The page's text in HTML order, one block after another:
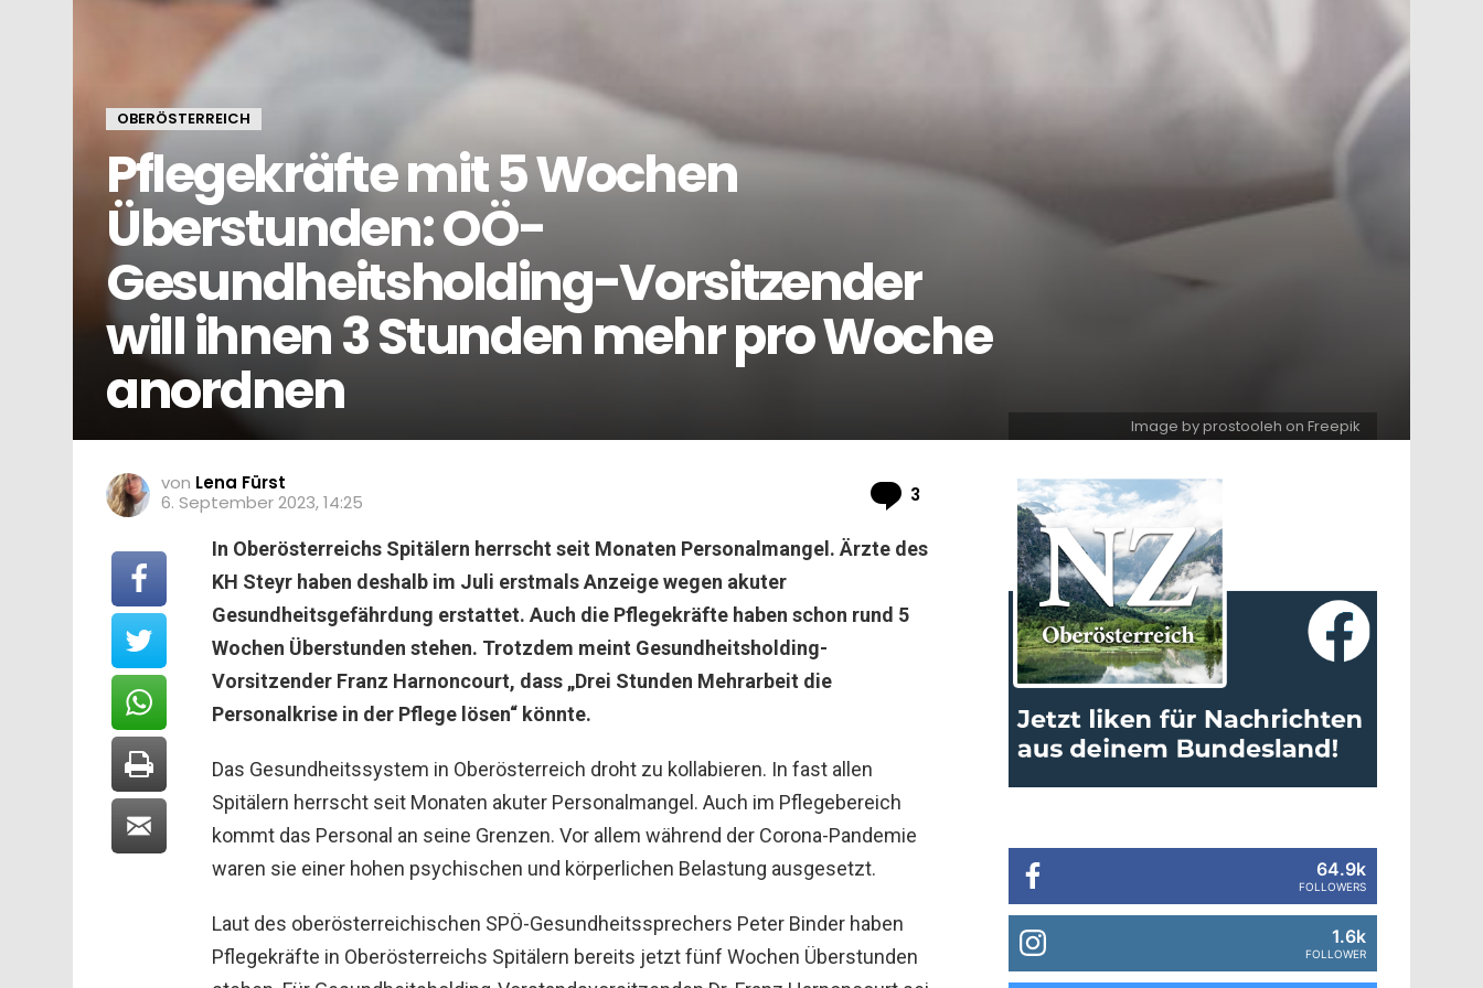
OBERÖSTERREICH
Pflegekräfte mit 5 Wochen
Überstunden: OÖ-
Gesundheitsholding-Vorsitzender
will ihnen 3 Stunden mehr pro Woche
anordnen
Image by prostooleh on Freepik
von Lena Fürst
6. September 2023, 14:25
3 Kommentare
In Oberösterreichs Spitälern herrscht seit Monaten Personalmangel. Ärzte des
KH Steyr haben deshalb im Juli erstmals Anzeige wegen akuter
Gesundheitsgefährdung erstattet. Auch die Pflegekräfte haben schon rund 5
Wochen Überstunden stehen. Trotzdem meint Gesundheitsholding-
Vorsitzender Franz Harnoncourt, dass „Drei Stunden Mehrarbeit die
Personalkrise in der Pflege lösen“ könnte.
Das Gesundheitssystem in Oberösterreich droht zu kollabieren. In fast allen
Spitälern herrscht seit Monaten akuter Personalmangel. Auch im Pflegebereich
kommt das Personal an seine Grenzen. Vor allem während der Corona-Pandemie
waren sie einer hohen psychischen und körperlichen Belastung ausgesetzt.
Laut des oberösterreichischen SPÖ-Gesundheitssprechers Peter Binder haben
Pflegekräfte in Oberösterreichs Spitälern bereits jetzt fünf Wochen Überstunden
64.9k
FOLLOWERS
1.6k
FOLLOWER